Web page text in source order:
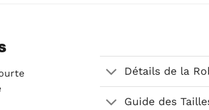
Détails de la
Guide des